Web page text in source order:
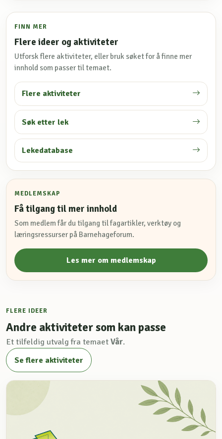
FINN MER
Flere ideer og aktiviteter
Utforsk flere aktiviteter, eller bruk søket for å finne mer
innhold som passer til temaet.
Flere aktiviteter
Søk etter lek
Lekedatabase
MEDLEMSKAP
Få tilgang til mer innhold
Som medlem får du tilgang til fagartikler, verktøy og
læringsressurser på Barnehageforum.
Les mer om medlemskap
FLERE IDEER
Andre aktiviteter som kan passe
Et tilfeldig utvalg fra temaet Vår.
Se flere aktiviteter